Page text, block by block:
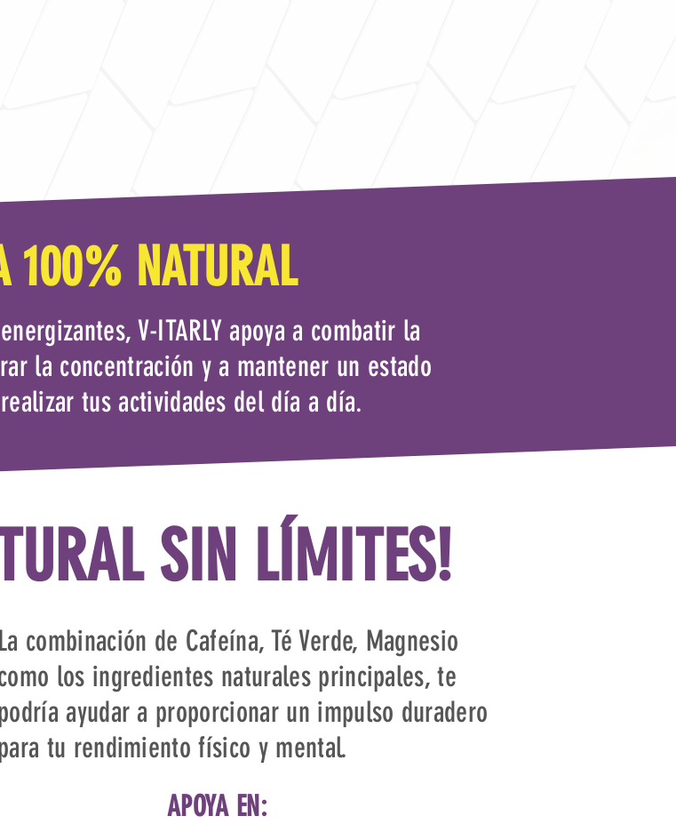
100% NATURAL
V-ITARLY apoya a combatir la
la concentración y a mantener un estado
tus actividades del día a día.
SIN LÍMITES!
La combinación de Cafeína, Té Verde, Magnesio
los ingredientes naturales principales, te
ayudar a proporcionar un impulso duradero
tu rendimiento físico y mental.
APOYA EN: